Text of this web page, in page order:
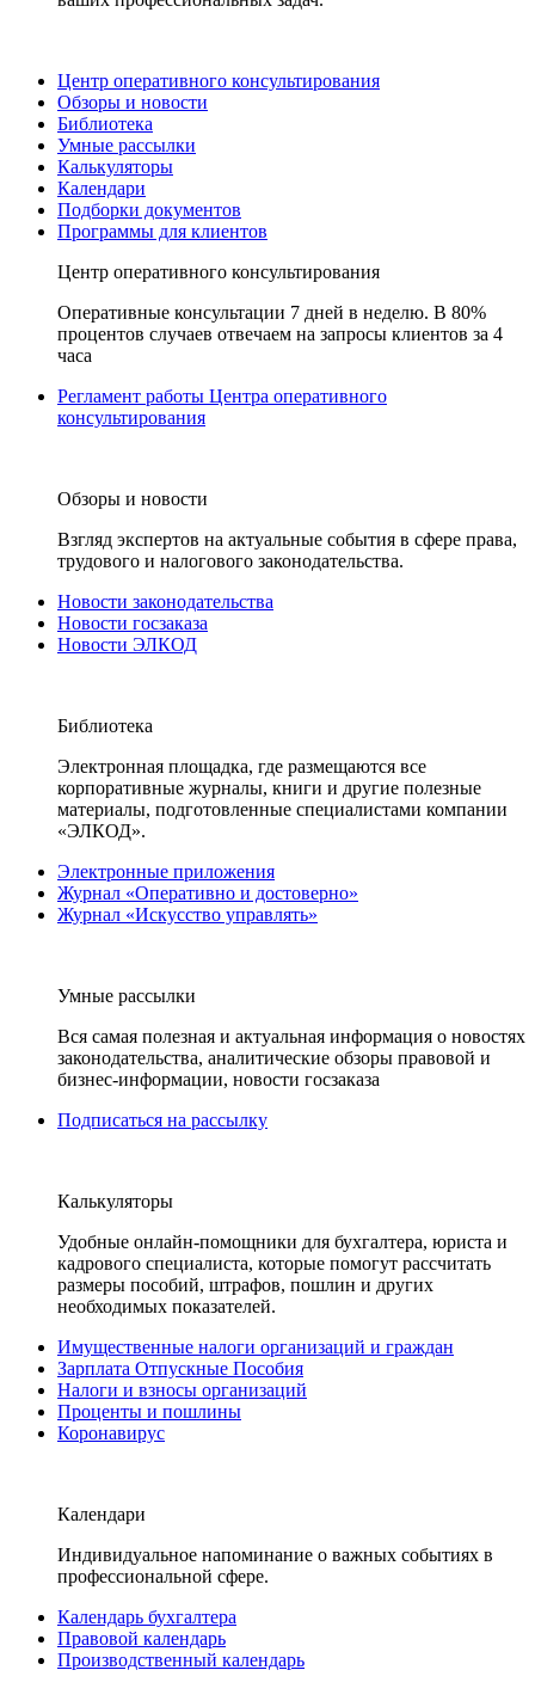
Центр оперативного консультирования
Обзоры и новости
Библиотека
Умные рассылки
Калькуляторы
Календари
Подборки документов
Программы для клиентов
Центр оперативного консультирования
Оперативные консультации 7 дней в неделю. В 80%
процентов случаев отвечаем на запросы клиентов за 4
часа
Регламент работы Центра оперативного
консультирования
Обзоры и новости
Взгляд экспертов на актуальные события в сфере права,
трудового и налогового законодательства.
Новости законодательства
Новости госзаказа
Новости ЭЛКОД
Библиотека
Электронная площадка, где размещаются все
корпоративные журналы, книги и другие полезные
материалы, подготовленные специалистами компании
«ЭЛКОД».
Электронные приложения
Журнал «Оперативно и достоверно»
Журнал «Искусство управлять»
Умные рассылки
Вся самая полезная и актуальная информация о новостях
законодательства, аналитические обзоры правовой и
бизнес-информации, новости госзаказа
Подписаться на рассылку
Калькуляторы
Удобные онлайн-помощники для бухгалтера, юриста и
кадрового специалиста, которые помогут рассчитать
размеры пособий, штрафов, пошлин и других
необходимых показателей.
Имущественные налоги организаций и граждан
Зарплата Отпускные Пособия
Налоги и взносы организаций
Проценты и пошлины
Коронавирус
Календари
Индивидуальное напоминание о важных событиях в
профессиональной сфере.
Календарь бухгалтера
Правовой календарь
Производственный календарь